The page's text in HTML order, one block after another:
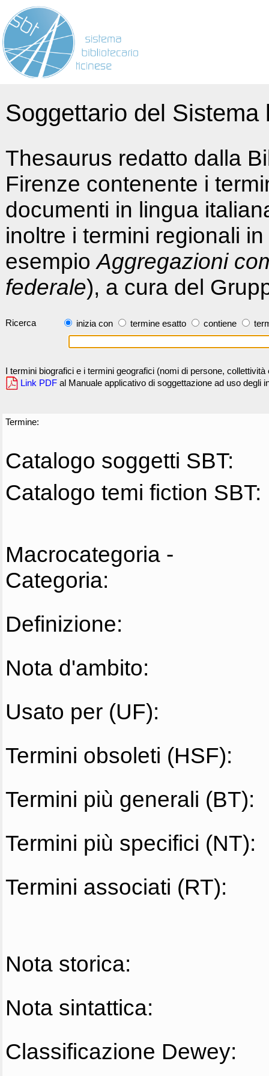
Soggettario del
Thesaurus redatto dalla
Firenze contenente i
documenti in lingua
inoltre i termini regionali
esempioAggregazioni
federale), a cura del
Ricerca inizia con termine esatto contiene
I termini biografici e i termini geografici (nomi di persone,
Link PDF al Manuale applicativo di soggettazione ad uso degli
Termine:
Catalogo soggetti SBT:
Catalogo temi fiction SBT:
Macrocategoria -
Categoria:
Definizione:
Nota d'ambito:
Usato per (UF):
Termini obsoleti (HSF):
Termini più generali (BT):
Termini più specifici (NT):
Termini associati (RT):
Nota storica:
Nota sintattica:
Classificazione Dewey: